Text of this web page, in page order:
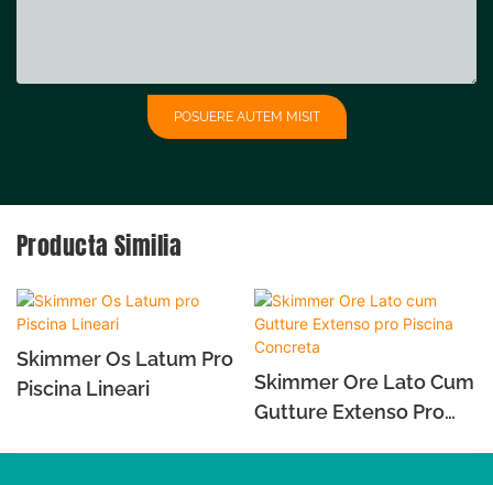
POSUERE AUTEM MISIT
Producta Similia
Skimmer Os Latum Pro
Piscina Lineari
Skimmer Ore Lato Cum
Gutture Extenso Pro